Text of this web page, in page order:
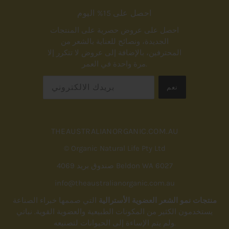
احصل على 15% اليوم
احصل على عروض حصرية على المنتجات
الجديدة، ونصائح للعناية بالشعر من
المحترفين، بالإضافة إلى عروض لا تتكرر إلا
THEAUSTRALIANORGANIC.COM.AU
© Organic Natural Life Pty Ltd
صندوق بريد 4069 Beldon WA 6027
info@theaustralianorganic.com.au
منتجات نمو الشعر العضوية الأسترالية التي صممها خبراء الصناعة
يستخدمون الكثير من المكونات الطبيعية والعضوية القوية. نباتي
ولم يتم الإساءة إلى الحيوانات لتصنيعه.